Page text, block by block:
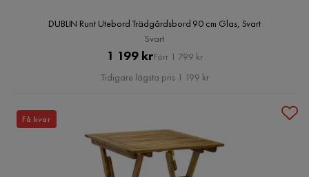
DUBLIN Runt Utebord Trädgårdsbord 90 cm Glas, Svart
Svart
Pris
1 199 krOriginal
Pris
Förr 1 799 kr
Tidigare lägsta pris 1 199 kr
Få kvar